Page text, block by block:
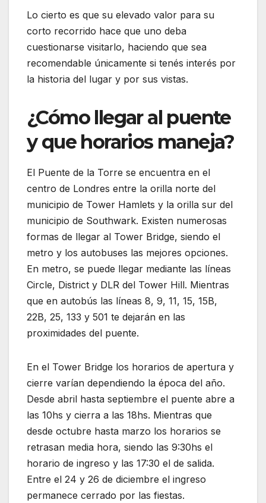
Lo cierto es que su elevado valor para su
corto recorrido hace que uno deba
cuestionarse visitarlo, haciendo que sea
recomendable únicamente si tenés interés por
la historia del lugar y por sus vistas.
¿Cómo llegar al puente
y que horarios maneja?
El Puente de la Torre se encuentra en el
centro de Londres entre la orilla norte del
municipio de Tower Hamlets y la orilla sur del
municipio de Southwark. Existen numerosas
formas de llegar al Tower Bridge, siendo el
metro y los autobuses las mejores opciones.
En metro, se puede llegar mediante las líneas
Circle, District y DLR del Tower Hill. Mientras
que en autobús las líneas 8, 9, 11, 15, 15B,
22B, 25, 133 y 501 te dejarán en las
proximidades del puente.
En el Tower Bridge los horarios de apertura y
cierre varían dependiendo la época del año.
Desde abril hasta septiembre el puente abre a
las 10hs y cierra a las 18hs. Mientras que
desde octubre hasta marzo los horarios se
retrasan media hora, siendo las 9:30hs el
horario de ingreso y las 17:30 el de salida.
Entre el 24 y 26 de diciembre el ingreso
permanece cerrado por las fiestas.